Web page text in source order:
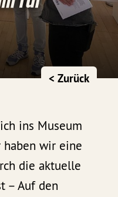
< Zurück
ins Museum
wir eine
die aktuelle
– Auf den